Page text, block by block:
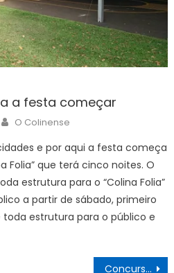
a festa começar
Author
O Colinense
e por aqui a festa começa
Folia” que terá cinco noites. O
estrutura para o “Colina Folia”
a partir de sábado, primeiro
estrutura para o público e
Concurso público realiza provas objetivas